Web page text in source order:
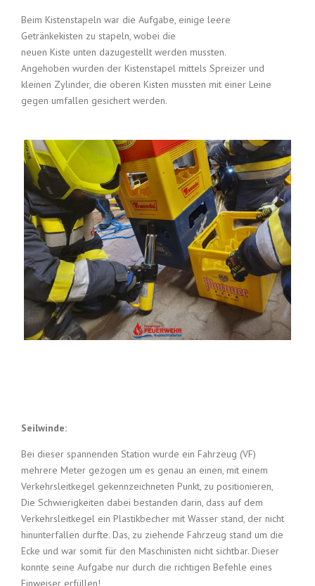
Beim Kistenstapeln war die Aufgabe, einige leere
Getränkekisten zu stapeln, wobei die
neuen Kiste unten dazugestellt werden mussten.
Angehoben wurden der Kistenstapel mittels Spreizer und
kleinen Zylinder, die oberen Kisten mussten mit einer Leine
gegen umfallen gesichert werden.
Seilwinde:
Bei dieser spannenden Station wurde ein Fahrzeug (VF)
mehrere Meter gezogen um es genau an einen, mit einem
Verkehrsleitkegel gekennzeichneten Punkt, zu positionieren,
Die Schwierigkeiten dabei bestanden darin, dass auf dem
Verkehrsleitkegel ein Plastikbecher mit Wasser stand, der nicht
hinunterfallen durfte. Das, zu ziehende Fahrzeug stand um die
Ecke und war somit für den Maschinisten nicht sichtbar. Dieser
konnte seine Aufgabe nur durch die richtigen Befehle eines
Einweiser erfüllen!